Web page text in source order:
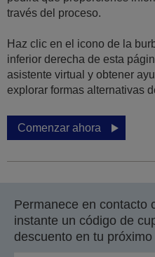
través del proceso.
Haz clic en el icono de la
inferior derecha de esta
asistente virtual y obtener
explorar formas alternativas
Comenzar ahora
Permanece en contacto
instante un código de
descuento en tu